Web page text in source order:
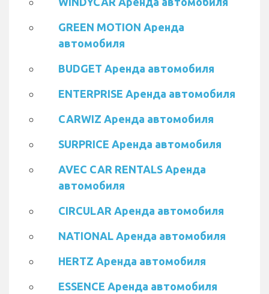
GREEN MOTION Аренда
автомобиля
BUDGET Аренда автомобиля
ENTERPRISE Аренда автомобиля
CARWIZ Аренда автомобиля
SURPRICE Аренда автомобиля
AVEC CAR RENTALS Аренда
автомобиля
CIRCULAR Аренда автомобиля
NATIONAL Аренда автомобиля
HERTZ Аренда автомобиля
ESSENCE Аренда автомобиля